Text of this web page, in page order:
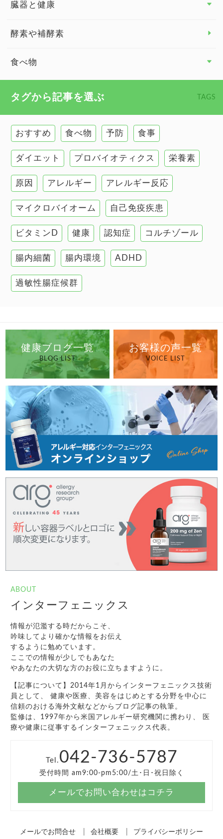
臓器と健康
臓器と健康 トップ
慢性疲労
甲状腺
肌
肝臓の健康
腸の健康
自己免疫疾患
高血圧
酵素や補酵素
食べ物
タグから記事を選ぶ TAGS
おすすめ 食べ物 予防 食事
ダイエット プロバイオティクス 栄養素
原因 アレルギー アレルギー反応
マイクロバイオーム 自己免疫疾患
ビタミンD 健康 認知症 コルチゾール
腸内細菌 腸内環境 ADHD
過敏性腸症候群
健康ブログ一覧
BLOG LIST
お客様の声一覧
VOICE LIST
ABOUT
インターフェニックス
情報が氾濫する時だからこそ、
吟味してより確かな情報をお伝え
するように勉めています。
ここでの情報が少しでもあなた
やあなたの大切な方のお役に立ちますように。
【記事について】2014年1月からインターフェニックス技術
員として、 健康や医療、美容をはじめとする分野を中心に
信頼のおける海外文献などからブログ記事の執筆。
監修は、1997年から米国アレルギー研究機関に携わり、 医
療や健康に従事するインターフェニックス代表。
Tel. 042-736-5787
受付時間 am9:00-pm5:00/土･日･祝日除く
メールでお問い合わせはコチラ
メールでお問合せ 会社概要 プライバシーポリシー